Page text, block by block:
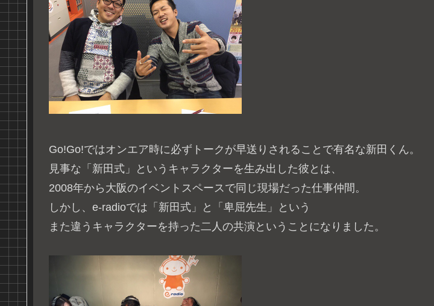
Go!Go!ではオンエア時に必ずトークが早送りされることで有名な新田くん。
見事な「新田式」というキャラクターを生み出した彼とは、
2008年から大阪のイベントスペースで同じ現場だった仕事仲間。
しかし、e-radioでは「新田式」と「卑屈先生」という
また違うキャラクターを持った二人の共演ということになりました。